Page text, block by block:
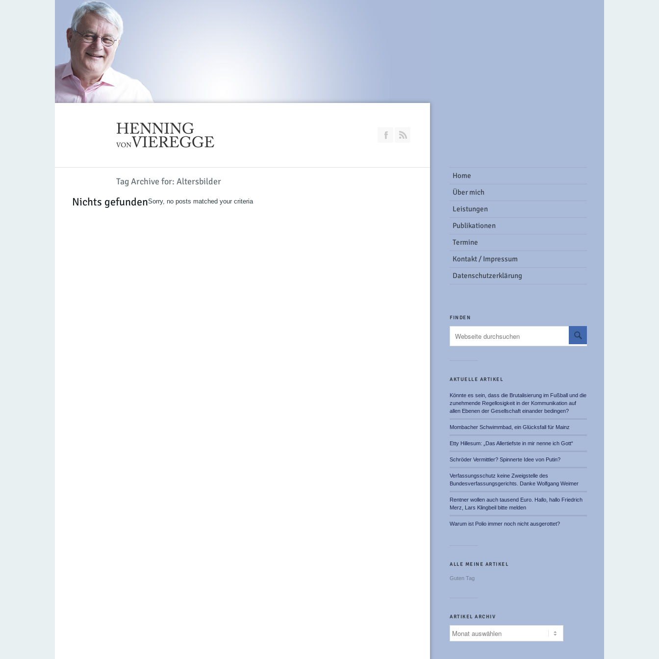
Join our Facebook Group
Tag Archive for: Altersbilder
Nichts gefundenSorry, no posts matched your criteria
Home
Über mich
Leistungen
Publikationen
Termine
Kontakt / Impressum
Datenschutzerklärung
FINDEN
AKTUELLE ARTIKEL
Könnte es sein, dass die Brutalisierung im Fußball und die
zunehmende Regellosigkeit in der Kommunikation auf
allen Ebenen der Gesellschaft einander bedingen?
Mombacher Schwimmbad, ein Glücksfall für Mainz
Etty Hillesum: „Das Allertiefste in mir nenne ich Gott“
Schröder Vermittler? Spinnerte Idee von Putin?
Verfassungsschutz keine Zweigstelle des
Bundesverfassungsgerichts. Danke Wolfgang Weimer
Rentner wollen auch tausend Euro. Hallo, hallo Friedrich
Merz, Lars Klingbeil bitte melden
Warum ist Polio immer noch nicht ausgerottet?
ALLE MEINE ARTIKEL
Guten Tag
ARTIKEL ARCHIV
Artikel
Archiv